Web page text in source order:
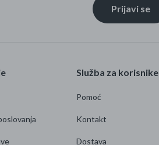
Prijavi se
Služba za korisnike
Pomoć
Kontakt
Dostava